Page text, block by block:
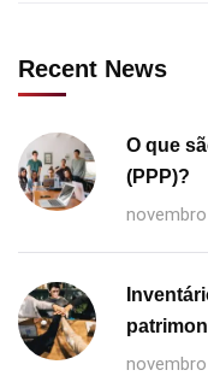
Recent News
O que
(PPP)?